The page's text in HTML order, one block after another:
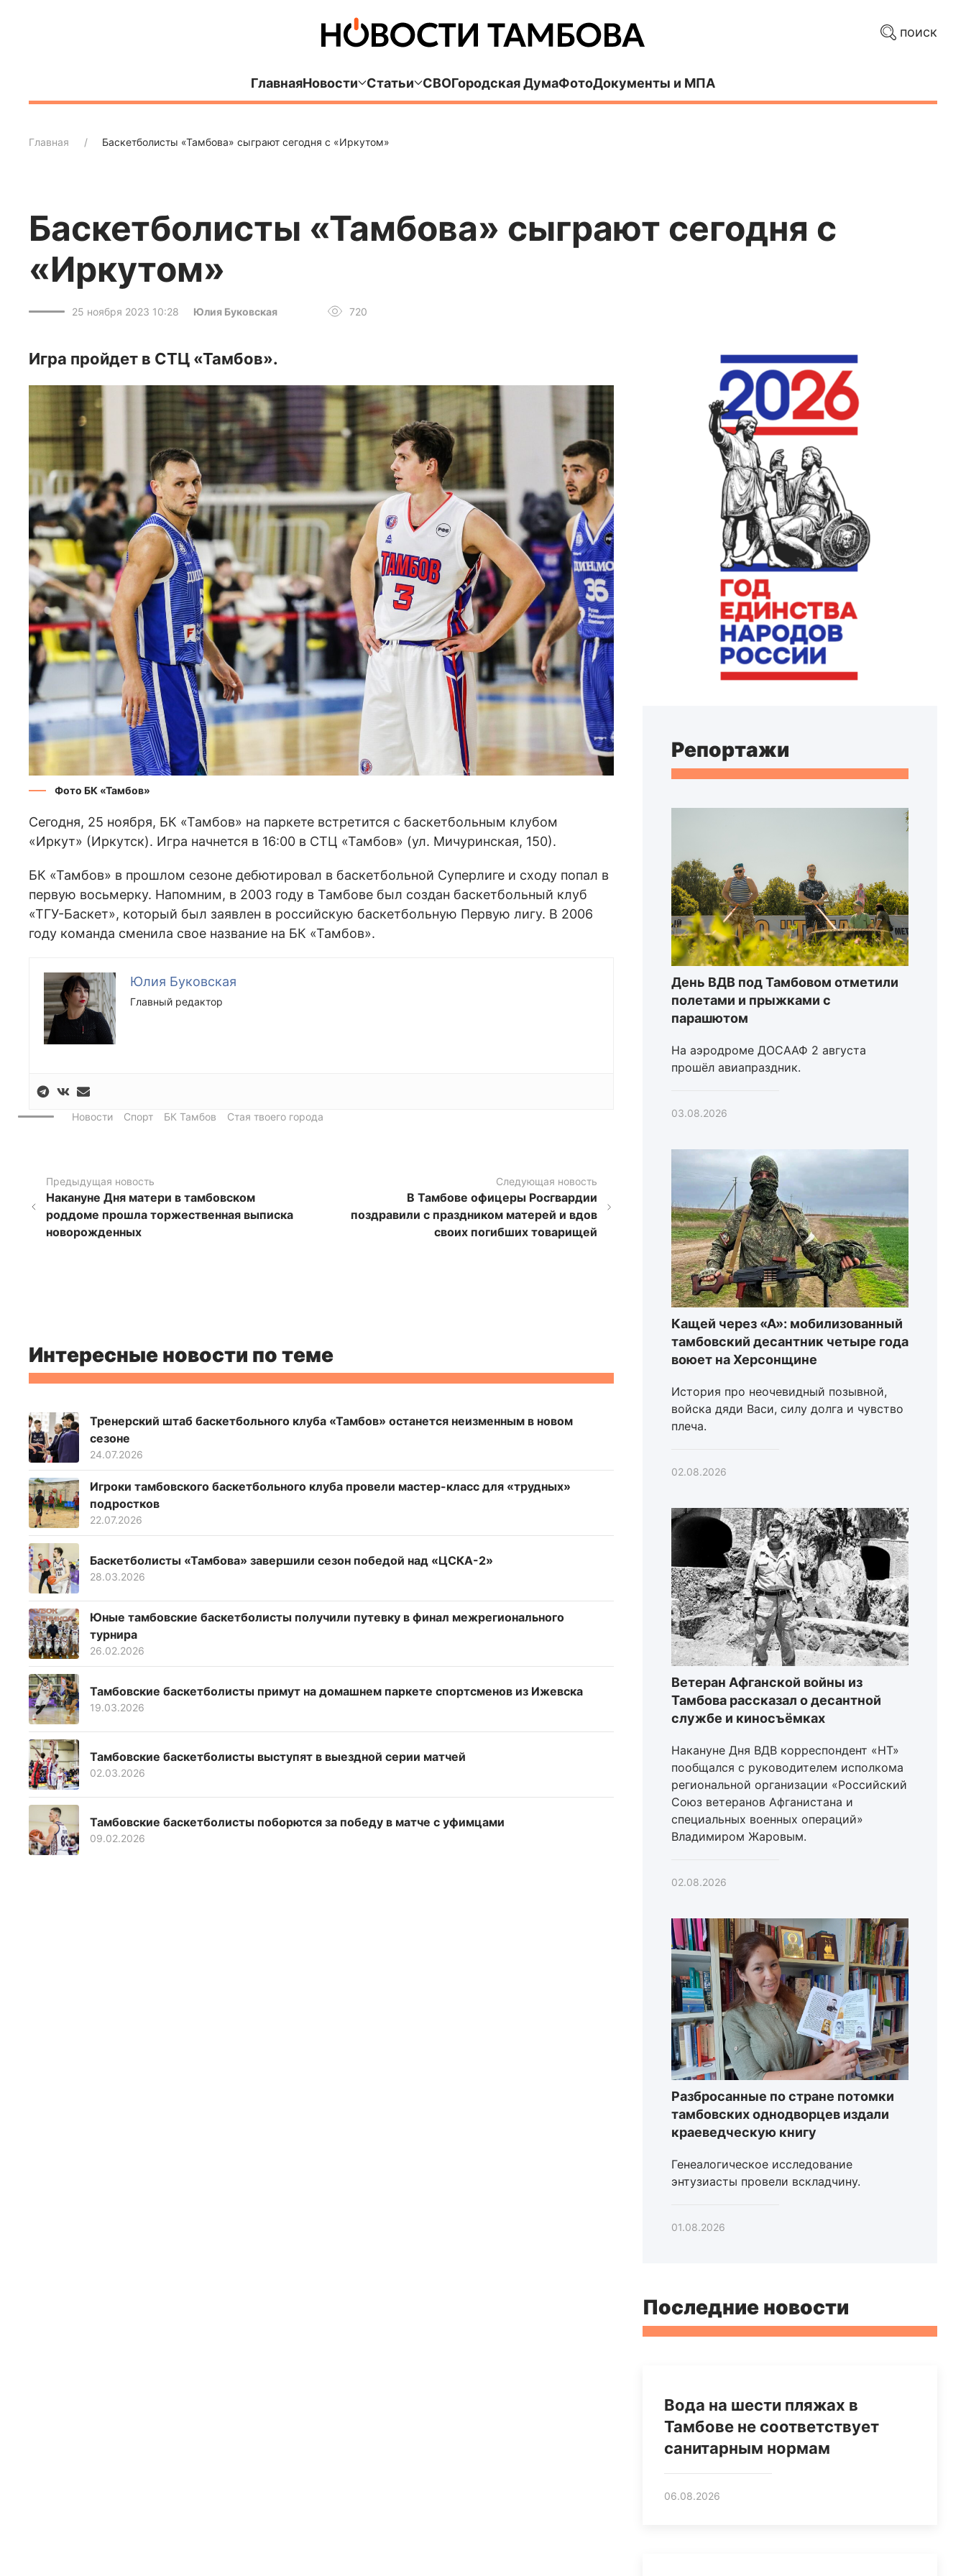
поиск
ГлавнаяНовости Статьи СВОГородская ДумаФотоДокументы и МПА
Главная Баскетболисты «Тамбова» сыграют сегодня с «Иркутом»
Баскетболисты «Тамбова» сыграют сегодня с
«Иркутом»
25 ноября 2023 10:28 Юлия Буковская 720
Игра пройдет в СТЦ «Тамбов».
Фото БК «Тамбов»
Сегодня, 25 ноября, БК «Тамбов» на паркете встретится с баскетбольным клубом
«Иркут» (Иркутск). Игра начнется в 16:00 в СТЦ «Тамбов» (ул. Мичуринская, 150).
БК «Тамбов» в прошлом сезоне дебютировал в баскетбольной Суперлиге и сходу попал в
первую восьмерку. Напомним, в 2003 году в Тамбове был создан баскетбольный клуб
«ТГУ-Баскет», который был заявлен в российскую баскетбольную Первую лигу. В 2006
году команда сменила свое название на БК «Тамбов».
Юлия Буковская
Главный редактор
Новости Спорт БК Тамбов Стая твоего города
Предыдущая новость
Накануне Дня матери в тамбовском
роддоме прошла торжественная выписка
новорожденных
Следующая новость
В Тамбове офицеры Росгвардии
поздравили с праздником матерей и вдов
своих погибших товарищей
Интересные новости по теме
Тренерский штаб баскетбольного клуба «Тамбов» останется неизменным в новом
сезоне
24.07.2026
Игроки тамбовского баскетбольного клуба провели мастер-класс для «трудных»
подростков
22.07.2026
Баскетболисты «Тамбова» завершили сезон победой над «ЦСКА-2»
28.03.2026
Юные тамбовские баскетболисты получили путевку в финал межрегионального
турнира
26.02.2026
Тамбовские баскетболисты примут на домашнем паркете спортсменов из Ижевска
19.03.2026
Тамбовские баскетболисты выступят в выездной серии матчей
02.03.2026
Тамбовские баскетболисты поборются за победу в матче с уфимцами
09.02.2026
Репортажи
День ВДВ под Тамбовом отметили
полетами и прыжками с
парашютом
На аэродроме ДОСААФ 2 августа
прошёл авиапраздник.
03.08.2026
Кащей через «А»: мобилизованный
тамбовский десантник четыре года
воюет на Херсонщине
История про неочевидный позывной,
войска дяди Васи, силу долга и чувство
плеча.
02.08.2026
Ветеран Афганской войны из
Тамбова рассказал о десантной
службе и киносъёмках
Накануне Дня ВДВ корреспондент «НТ»
пообщался с руководителем исполкома
региональной организации «Российский
Союз ветеранов Афганистана и
специальных военных операций»
Владимиром Жаровым.
02.08.2026
Разбросанные по стране потомки
тамбовских однодворцев издали
краеведческую книгу
Генеалогическое исследование
энтузиасты провели вскладчину.
01.08.2026
Последние новости
Вода на шести пляжах в
Тамбове не соответствует
санитарным нормам
06.08.2026